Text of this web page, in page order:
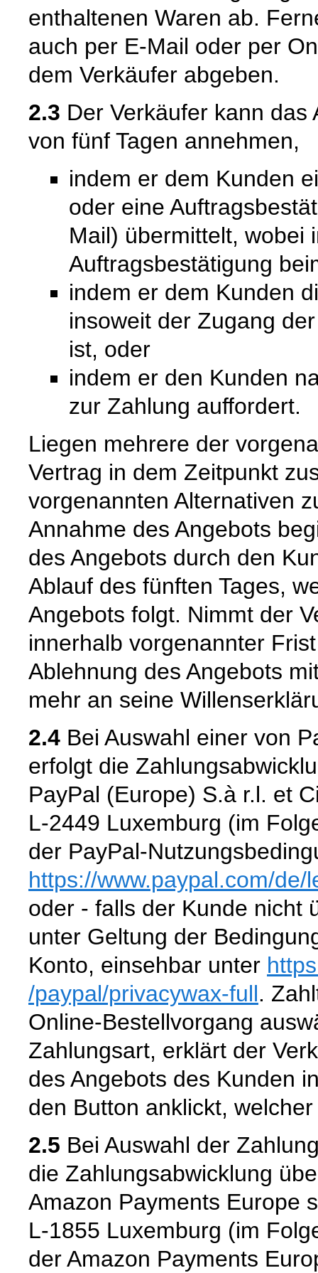
enthaltenen Waren ab.
auch per E-Mail oder per
dem Verkäufer abgeben.
2.3 Der Verkäufer kann
von fünf Tagen annehmen,
indem er dem Kunden
oder eine
Mail) übermittelt, wobei
Auftragsbestätigung
indem er dem Kunden
insoweit der Zugang
ist, oder
indem er den Kunden
zur Zahlung auffordert.
Liegen mehrere der
Vertrag in dem Zeitpunkt
vorgenannten Alternativen
Annahme des Angebots
des Angebots durch den
Ablauf des fünften Tages,
Angebots folgt. Nimmt der
innerhalb vorgenannter
Ablehnung des Angebots
mehr an seine
2.4 Bei Auswahl einer von
erfolgt die
PayPal (Europe) S.à r.l. et
L-2449 Luxemburg (im
der PayPal-
https://www.paypal.com/de/
oder - falls der Kunde nicht
unter Geltung der
Konto, einsehbar unter
/paypal/privacywax-full.
Online-Bestellvorgang
Zahlungsart, erklärt der
des Angebots des Kunden
den Button anklickt,
2.5 Bei Auswahl der
die Zahlungsabwicklung
Amazon Payments Europe
L-1855 Luxemburg (im
der Amazon Payments